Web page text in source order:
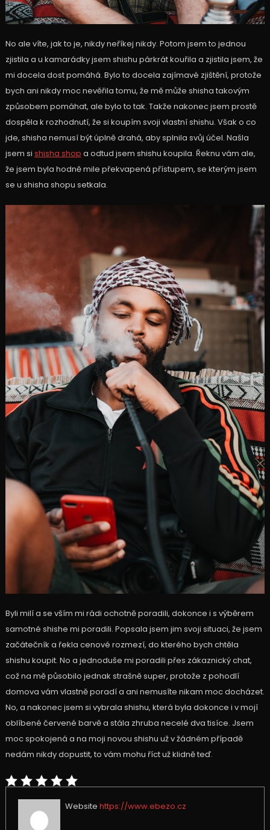
No ale víte, jak to je, nikdy neříkej nikdy. Potom jsem to jednou
zjistila a u kamarádky jsem shishu párkrát kouřila a zjistila jsem, že
mi docela dost pomáhá. Bylo to docela zajímavé zjištění, protože
bych ani nikdy moc nevěřila tomu, že mě může shisha takovým
způsobem pomáhat, ale bylo to tak. Takže nakonec jsem prostě
dospěla k rozhodnutí, že si koupím svoji vlastní shishu. Však o co
jde, shisha nemusí být úplně drahá, aby splnila svůj účel. Našla
jsem si shisha shop a odtud jsem shishu koupila. Řeknu vám ale,
že jsem byla hodně mile překvapená přístupem, se kterým jsem
se u shisha shopu setkala.
Byli milí a se vším mi rádi ochotně poradili, dokonce i s výběrem
samotné shishe mi poradili. Popsala jsem jim svoji situaci, že jsem
začátečník a řekla cenové rozmezí, do kterého bych chtěla
shishu koupit. No a jednoduše mi poradili přes zákaznický chat,
což na mě působilo jednak strašně super, protože z pohodlí
domova vám vlastně poradí a ani nemusíte nikam moc docházet.
No, a nakonec jsem si vybrala shishu, která byla dokonce i v mojí
oblíbené červené barvě a stála zhruba necelé dva tisíce. Jsem
moc spokojená a na moji novou shishu už v žádném případě
nedám nikdy dopustit, to vám mohu říct už klidně teď.
Website https://www.ebezo.cz